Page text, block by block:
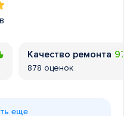
Качество ремонта
878 оценок
еще